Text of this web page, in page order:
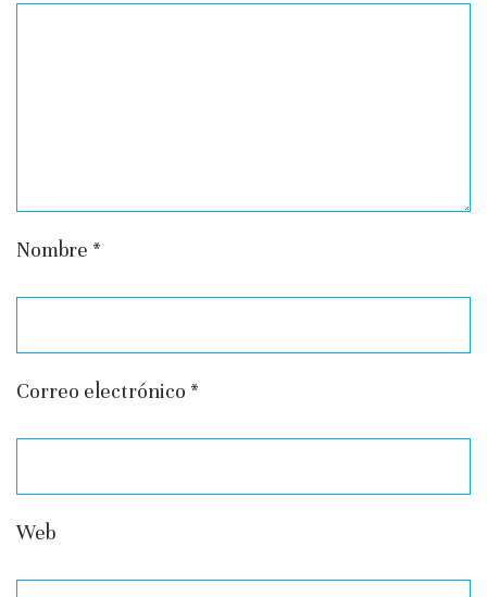
Nombre *
Correo electrónico *
Web